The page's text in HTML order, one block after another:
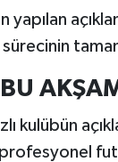
yapılan
kulübün
profesyonel